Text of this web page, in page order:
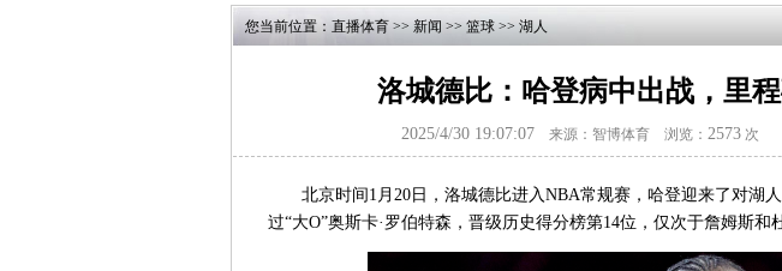
您当前位置： 直播体育 >> 新闻 >> 篮球 >> 湖人
洛城德比：哈登病中出战，里
2025/4/30 19:07:07 来源：智博体育 浏览： 2573次
北京时间1月20日，洛城德比进入NBA常规赛，哈登迎来了对湖
过“大O”奥斯卡·罗伯特森，晋级历史得分榜第14位，仅次于詹姆斯和